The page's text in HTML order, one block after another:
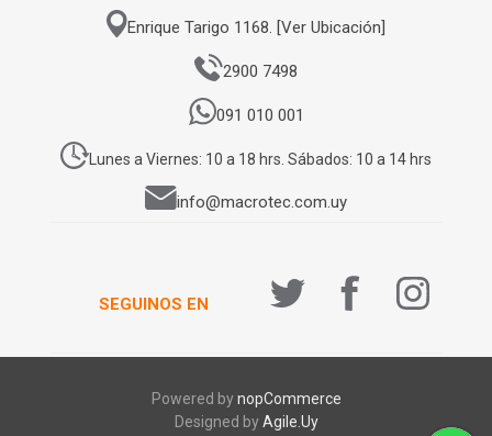
Enrique Tarigo 1168. [Ver Ubicación]
2900 7498
091 010 001
Lunes a Viernes: 10 a 18 hrs. Sábados: 10 a 14 hrs
info@macrotec.com.uy
SEGUINOS EN
Powered bynopCommerce
Designed byAgile.Uy